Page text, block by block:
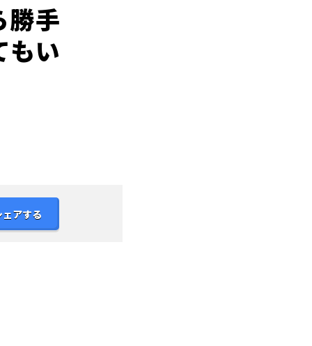
勝手
もい
ェアする